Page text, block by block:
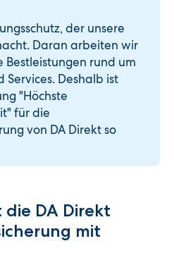
der unsere
Daran arbeiten wir
Bestleistungen rund um
Services. Deshalb ist
"Höchste
für die
von DA Direkt so
DA Direkt
mit